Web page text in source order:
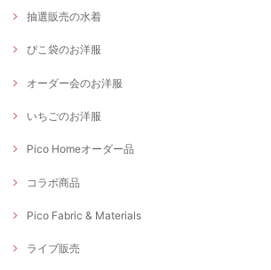
抽選販売の水着
ぴこ袋のお洋服
オーダー会のお洋服
いちごのお洋服
Pico Homeオーダー品
コラボ商品
Pico Fabric & Materials
ライブ販売